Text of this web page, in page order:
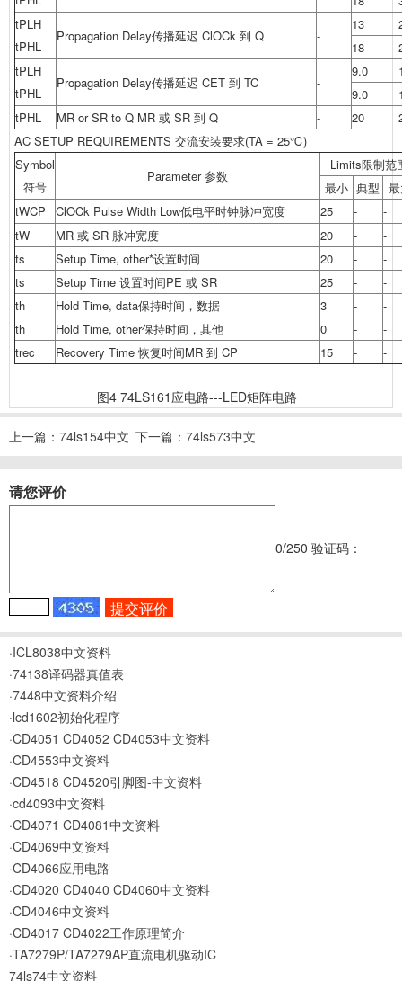
tPLH
tPHL
Propagation Delay传播延迟 ClOCk 到 Q -
13
18
tPLH
tPHL
Propagation Delay传播延迟 CET 到 TC -
9.0
9.0
tPHL
MR or SR to Q MR 或 SR 到 Q - 20
AC SETUP REQUIREMENTS 交流安装要求(TA = 25℃)
Symbol
符号
Parameter 参数
Limits限制范
最小 典型
tWCP
ClOCk Pulse Width Low低电平时钟脉冲宽度 25 -
-
tW
MR 或 SR 脉冲宽度 20 -
-
ts
Setup Time, other*设置时间 20 -
-
ts
Setup Time 设置时间PE 或 SR 25 -
-
th
Hold Time, data保持时间，数据 3 -
-
th
Hold Time, other保持时间，其他 0 -
-
trec
Recovery Time 恢复时间MR 到 CP 15 - -
图4 74LS161应电路---LED矩阵电路
上一篇： 74ls154中文
资料
下一篇：74ls573中文
资料
请您评价
0/250 验证码：
·ICL8038中文资料
·74138译码器真值表
·7448中文资料介绍
·lcd1602初始化程序
·CD4051 CD4052 CD4053中文资料
·CD4553中文资料
·CD4518 CD4520引脚图-中文资料
·cd4093中文资料
·CD4071 CD4081中文资料
·CD4069中文资料
·CD4066应用电路
·CD4020 CD4040 CD4060中文资料
·CD4046中文资料
·CD4017 CD4022工作原理简介
·TA7279P/TA7279AP直流电机驱动IC
74ls74中文资料